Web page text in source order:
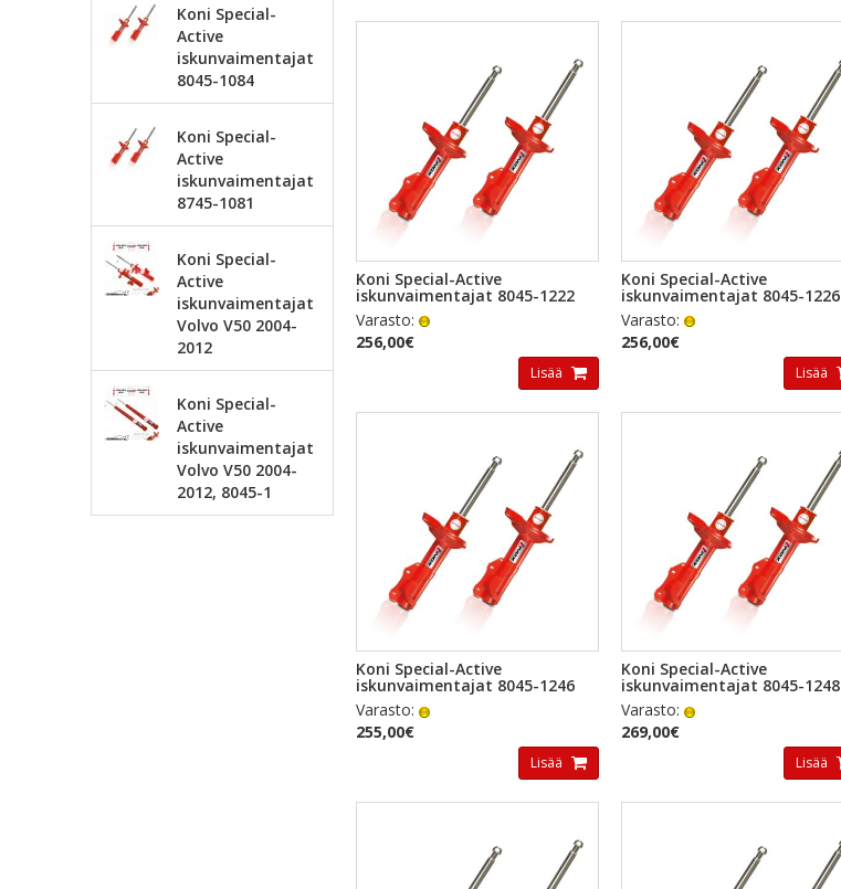
Koni Special-
Active
iskunvaimentajat
8045-1084
Koni Special-
Active
iskunvaimentajat
8745-1081
Koni Special-
Active
iskunvaimentajat
Volvo V50 2004-
2012
Koni Special-
Active
iskunvaimentajat
Volvo V50 2004-
2012, 8045-1
PIKAKATSELU
Koni Special-Active
iskunvaimentajat 8045-1222
Varasto:
256,00€
Lisää
PIKAKATSELU
Koni Special-Active
iskunvaimentajat 8045-1226
Varasto:
256,00€
Lisää
PIKAKATSELU
Koni Special-Active
iskunvaimentajat 8045-1246
Varasto:
255,00€
Lisää
PIKAKATSELU
Koni Special-Active
iskunvaimentajat 8045-1248
Varasto:
269,00€
Lisää